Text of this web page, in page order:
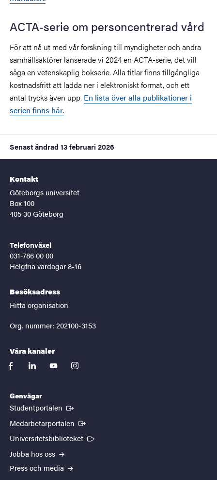
ACTA-serie om personcentrerad vård
För att nå ut med vår forskning till myndigheter och andra
samhällsaktörer lanserade vi 2024 en ACTA-serie, det vill
säga en vetenskaplig bokserie. Alla titlar finns tillgängliga
kostnadsfritt att ladda ner i elektroniskt format, och ett
antal trycks även upp. En lista över alla publikationer i
serien finns här.
Senast ändrad 13 februari 2026
Kontakt
Göteborgs universitet
Box 100
405 30 Göteborg
Telefonväxel
031-786 00 00
Helgfria vardagar 8-16
Besöksadress
Hitta organisation
Org. nummer: 202100-3153
Våra kanaler
facebooklinkedinyoutubeinstagram
Genvägar
Studentportalen (Extern länk)
Medarbetarportalen (Extern länk)
Universitetsbiblioteket (Extern länk)
Jobba hos oss
Press och media